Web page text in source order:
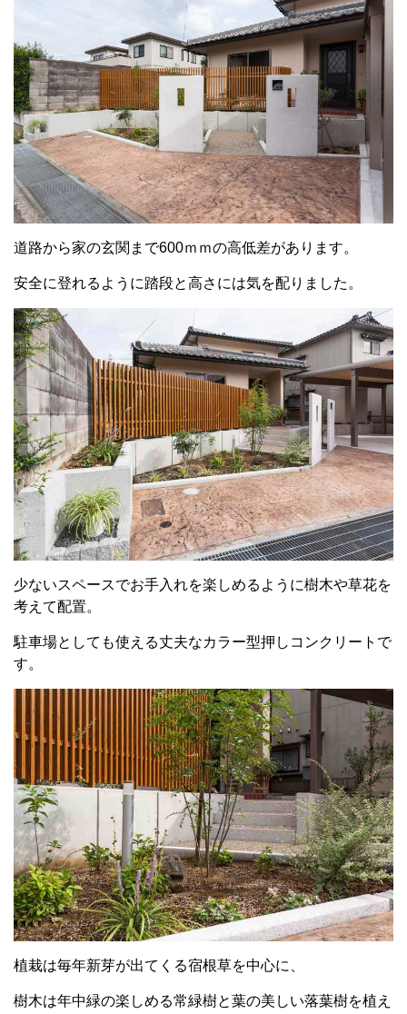
道路から家の玄関まで600ｍｍの高低差があります。
安全に登れるように踏段と高さには気を配りました。
少ないスペースでお手入れを楽しめるように樹木や草花を
考えて配置。
駐車場としても使える丈夫なカラー型押しコンクリートで
す。
植栽は毎年新芽が出てくる宿根草を中心に、
樹木は年中緑の楽しめる常緑樹と葉の美しい落葉樹を植え